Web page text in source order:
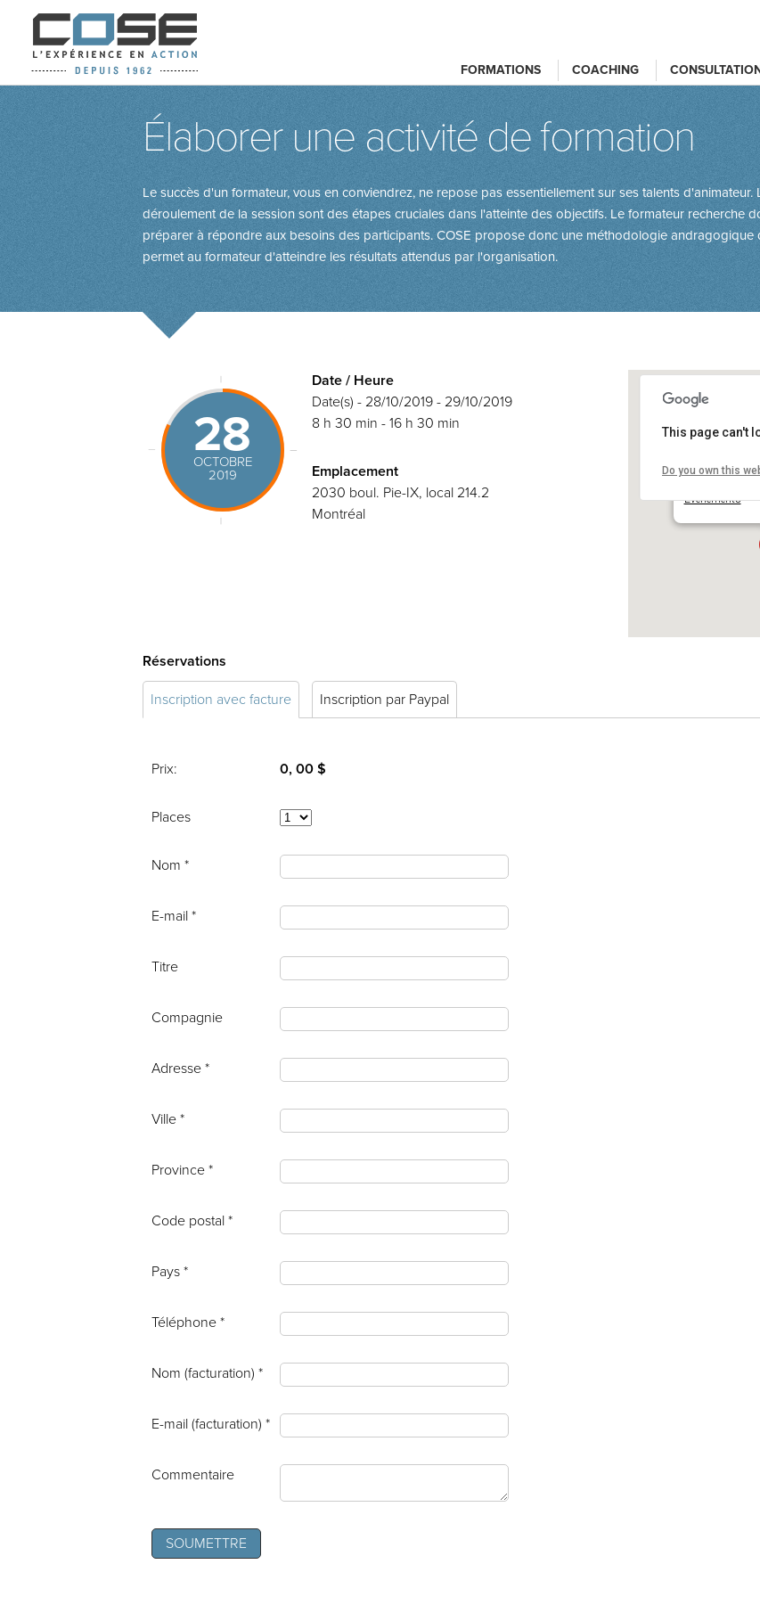
FORMATIONS COACHING
Élaborer une activité de formation
Le succès d'un formateur, vous en conviendrez, ne repose pas essentiellement sur ses talents
déroulement de la session sont des étapes cruciales dans l'atteinte des objectifs. Le formateur recherche
préparer à répondre aux besoins des participants. COSE propose donc une méthodologie
permet au formateur d'atteindre les résultats attendus par l'organisation.
28
OCTOBRE
2019
COSE
Événements
This page can't
Do you own this
Date / Heure
Date(s) - 28/10/2019 - 29/10/2019
8 h 30 min - 16 h 30 min
Emplacement
2030 boul. Pie-IX, local 214.2
Montréal
Réservations
Inscription avec facture Inscription par Paypal
Prix: 0, 00 $
Places
Nom *
E-mail *
Titre
Compagnie
Adresse *
Ville *
Province *
Code postal *
Pays *
Téléphone *
Nom (facturation) *
E-mail (facturation) *
Commentaire